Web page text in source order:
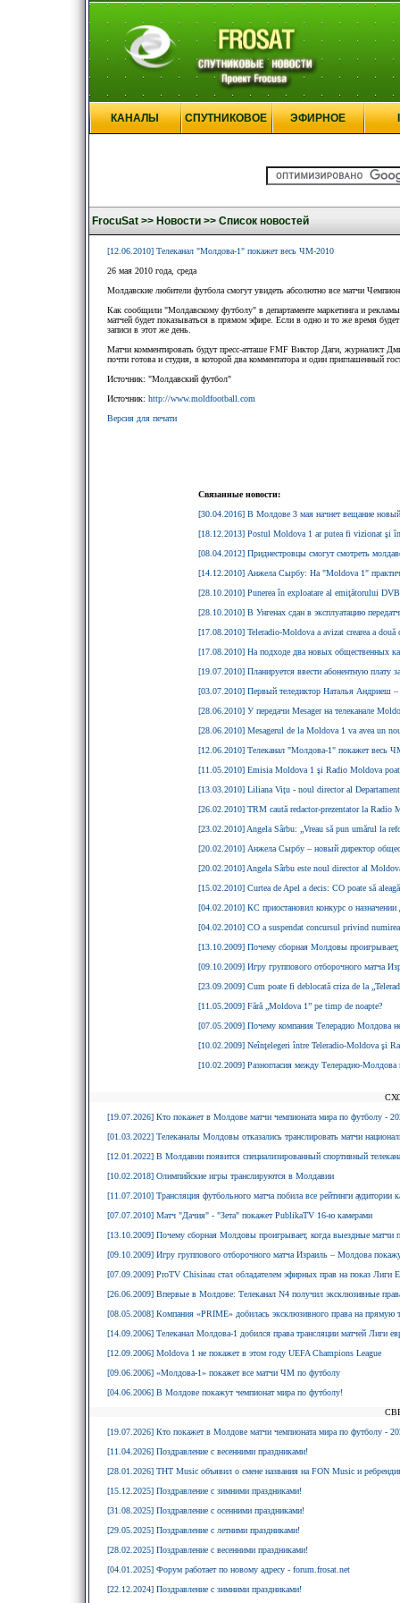
КАНАЛЫ СПУТНИКОВОЕ ЭФИРНОЕ
FrocuSat >> Новости >> Список новостей
[12.06.2010] Телеканал "Молдова-1" покажет весь ЧМ-2010
26 мая 2010 года, среда
Молдавские любители футбола смогут увидеть абсолютно все матчи
Как сообщили "Молдавскому футболу" в департаменте маркетинга и
матчей будет показываться в прямом эфире. Если в одно и то же время
записи в этот же день.
Матчи комментировать будут пресс-атташе FMF Виктор Даги, журналист
почти готова и студия, в которой два комментатора и один приглашенный
Источник: "Молдавский футбол"
Источник: http://www.moldfootball.com
Версия для печати
Связанные новости:
[30.04.2016] В Молдове 3 мая начнет вещание новый
[18.12.2013] Postul Moldova 1 ar putea fi vizionat şi
[08.04.2012] Приднестровцы смогут смотреть
[14.12.2010] Анжела Сырбу: На "Moldova 1"
[28.10.2010] Punerea în exploatare al emiţătorului
[28.10.2010] В Унгенах сдан в эксплуатацию
[17.08.2010] Teleradio-Moldova a avizat crearea a
[17.08.2010] На подходе два новых общественных
[19.07.2010] Планируется ввести абонентную
[03.07.2010] Первый теледиктор Наталья Андриеш –
[28.06.2010] У передачи Mesager на телеканале
[28.06.2010] Mesagerul de la Moldova 1 va avea un
[12.06.2010] Телеканал "Молдова-1" покажет весь
[11.05.2010] Emisia Moldova 1 şi Radio Moldova
[13.03.2010] Liliana Viţu - noul director al
[26.02.2010] TRM caută redactor-prezentator la
[23.02.2010] Angela Sârbu: „Vreau să pun umărul la
[20.02.2010] Анжела Сырбу – новый директор
[20.02.2010] Angela Sârbu este noul director al
[15.02.2010] Curtea de Apel a decis: CO poate să
[04.02.2010] КС приостановил конкурс о
[04.02.2010] CO a suspendat concursul privind
[13.10.2009] Почему сборная Молдовы
[09.10.2009] Игру группового отборочного матча
[23.09.2009] Cum poate fi deblocată criza de la
[11.05.2009] Fără „Moldova 1” pe timp de noapte?
[07.05.2009] Почему компания Телерадио Молдова
[10.02.2009] Neînţelegeri între Teleradio-Moldova şi
[10.02.2009] Разногласия между Телерадио-
[19.07.2026] Кто покажет в Молдове матчи чемпионата мира по футболу -
[01.03.2022] Телеканалы Молдовы отказались транслировать матчи
[12.01.2022] В Молдавии появится специализированный спортивный
[10.02.2018] Олимпийские игры транслируются в Молдавии
[11.07.2010] Трансляция футбольного матча побила все рейтинги аудитории
[07.07.2010] Матч "Дачия" - "Зета" покажет PublikaTV 16-ю камерами
[13.10.2009] Почему сборная Молдовы проигрывает, когда выездные матчи
[09.10.2009] Игру группового отборочного матча Израиль – Молдова
[07.09.2009] ProTV Chisinau стал обладателем эфирных прав на показ Лиги
[26.06.2009] Впервые в Молдове: Телеканал N4 получил эксклюзивные
[08.05.2008] Компания «PRIME» добилась эксклюзивного права на
[14.09.2006] Телеканал Молдова-1 добился права трансляции матчей Лиги
[12.09.2006] Moldova 1 не покажет в этом году UEFA Champions League
[09.06.2006] «Молдова-1» покажет все матчи ЧМ по футболу
[04.06.2006] В Молдове покажут чемпионат мира по футболу!
[19.07.2026] Кто покажет в Молдове матчи чемпионата мира по футболу -
[11.04.2026] Поздравление с весенними праздниками!
[28.01.2026] ТНТ Music объявил о смене названия на FON Music и
[15.12.2025] Поздравление с зимними праздниками!
[31.08.2025] Поздравление с осенними праздниками!
[29.05.2025] Поздравление с летними праздниками!
[28.02.2025] Поздравление с весенними праздниками!
[04.01.2025] Форум работает по новому адресу - forum.frosat.net
[22.12.2024] Поздравление с зимними праздниками!